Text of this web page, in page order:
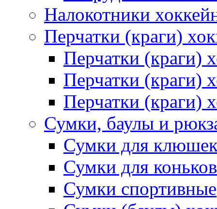
Налокотники
Перчатки (краги)
Перчатки (краги)
Перчатки (краги)
Перчатки (краги)
Сумки, баулы и
Сумки для
Сумки для коньков
Сумки спортивные